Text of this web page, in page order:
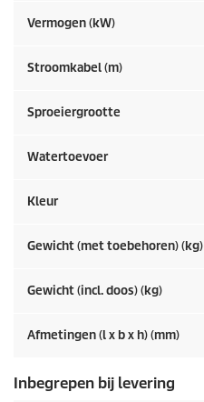
Vermogen (kW)
Stroomkabel (m)
Sproeiergrootte
Watertoevoer
Kleur
Gewicht (met toebehoren) (kg)
Gewicht (incl. doos) (kg)
Afmetingen (l x b x h) (mm)
Inbegrepen bij levering